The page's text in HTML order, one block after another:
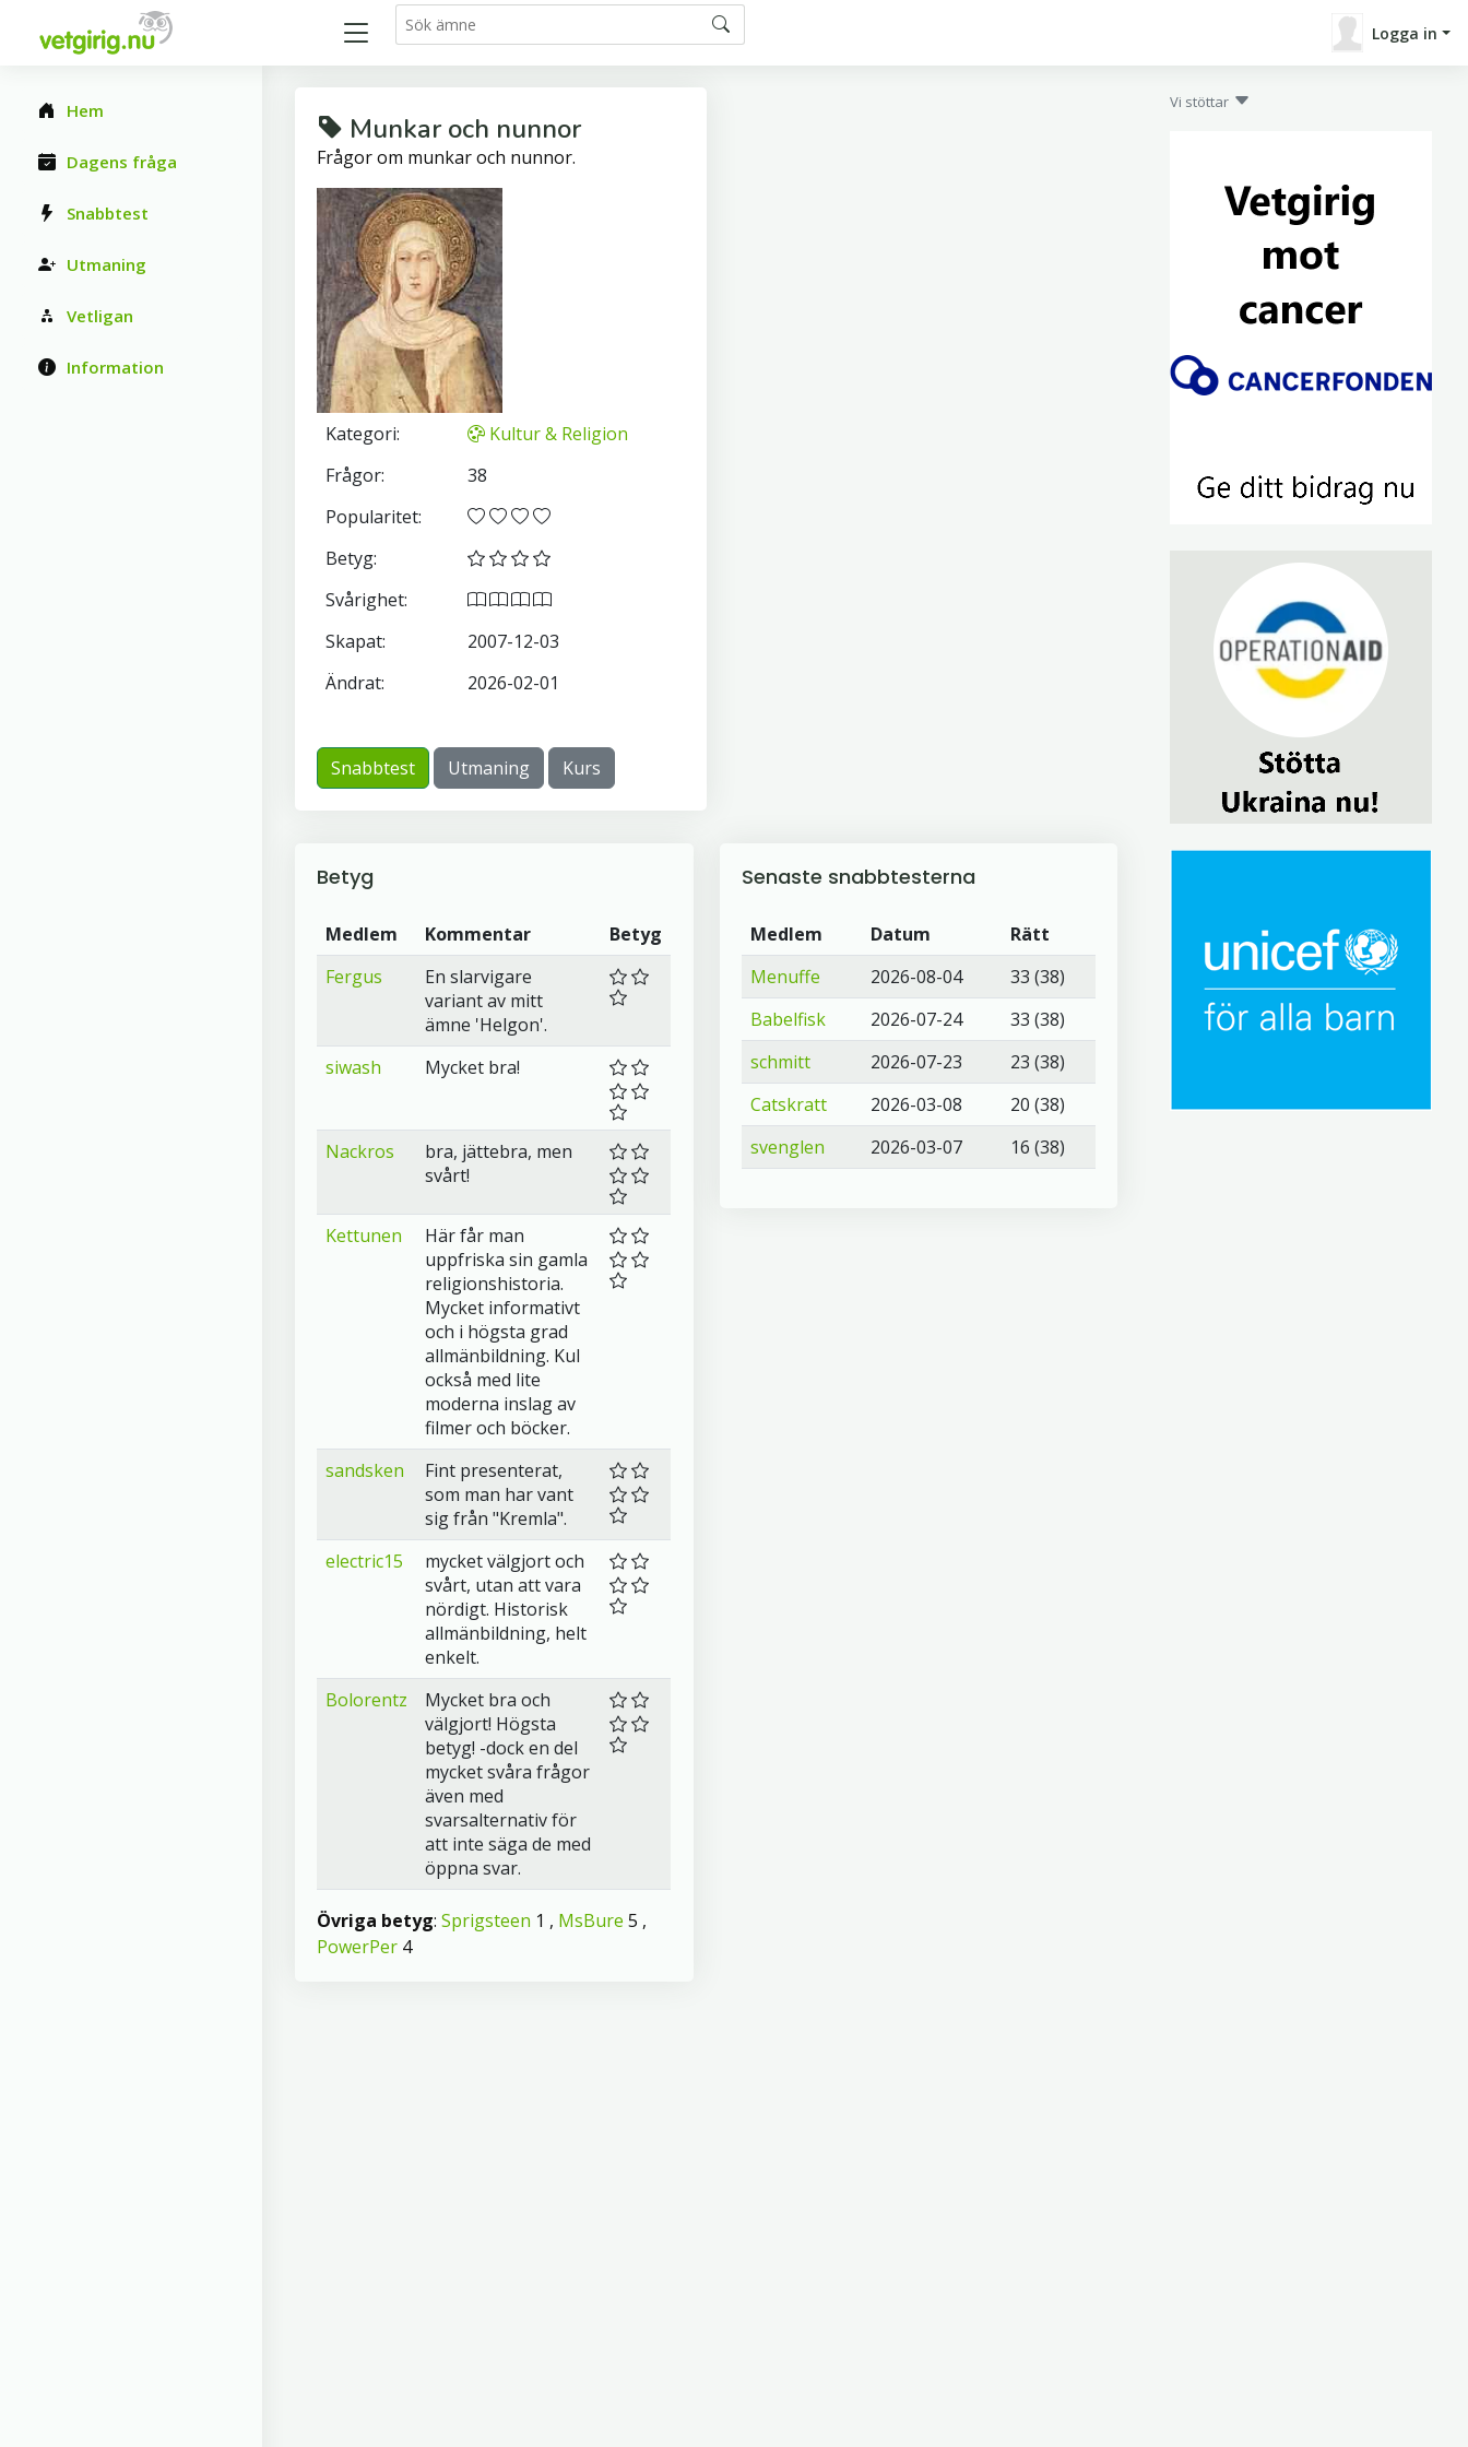
Logga in
Hem
Dagens fråga
Snabbtest
Utmaning
Vetligan
Information
Munkar och nunnor
Frågor om munkar och nunnor.
Kategori:
Kultur & Religion
Frågor:
38
Popularitet:
Betyg:
Svårighet:
Skapat:
2007-12-03
Ändrat:
2026-02-01
Snabbtest Utmaning Kurs
Betyg
Medlem Kommentar
Betyg
Fergus
En slarvigare
variant av mitt
ämne 'Helgon'.
siwash
Mycket bra!
Nackros
bra, jättebra, men
svårt!
Kettunen
Här får man
uppfriska sin gamla
religionshistoria.
Mycket informativt
och i högsta grad
allmänbildning. Kul
också med lite
moderna inslag av
filmer och böcker.
sandsken
Fint presenterat,
som man har vant
sig från "Kremla".
electric15
mycket välgjort och
svårt, utan att vara
nördigt. Historisk
allmänbildning, helt
enkelt.
Bolorentz
Mycket bra och
välgjort! Högsta
betyg! -dock en del
mycket svåra frågor
även med
svarsalternativ för
att inte säga de med
öppna svar.
Övriga betyg: Sprigsteen 1 , MsBure 5 ,
PowerPer 4
Senaste snabbtesterna
Medlem Datum
Rätt
Menuffe
2026-08-04
33 (38)
Babelfisk
2026-07-24
33 (38)
schmitt
2026-07-23
23 (38)
Catskratt
2026-03-08
20 (38)
svenglen
2026-03-07 16 (38)
Vi stöttar